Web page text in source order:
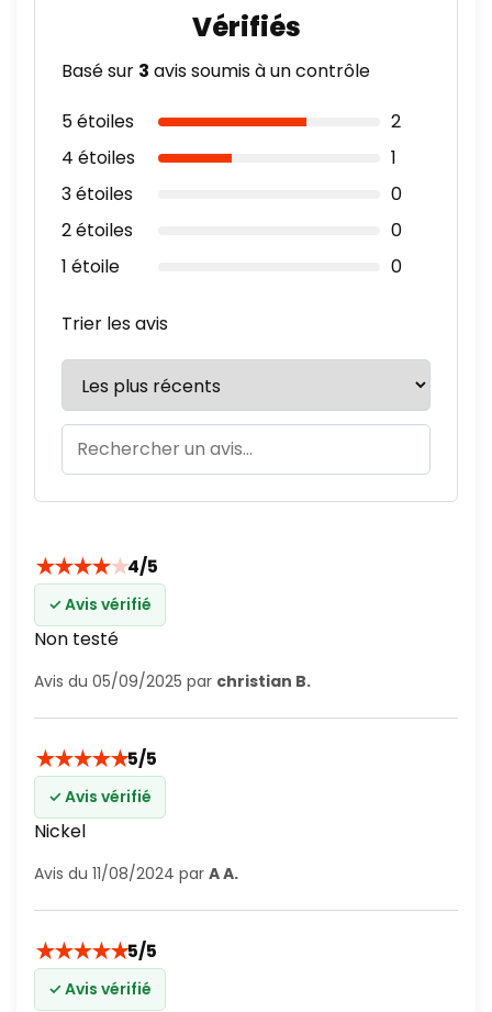
Basé sur 3 avis soumis à un contrôle
5 étoiles
2
4 étoiles
1
3 étoiles
0
2 étoiles
0
1 étoile
0
Trier les avis
★★★★★4/5
✓ Avis vérifié
Non testé
Avis du 05/09/2025 par christian B.
★★★★★5/5
✓ Avis vérifié
Nickel
Avis du 11/08/2024 par A A.
★★★★★5/5
✓ Avis vérifié